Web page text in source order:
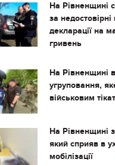
На Рівненщині
за недостовірні
декларації на
гривень
На Рівненщині
угруповання,
військовим
На Рівненщині
який сприяв в
мобілізації